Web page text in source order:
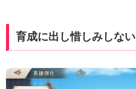
育成に出し惜しみしない